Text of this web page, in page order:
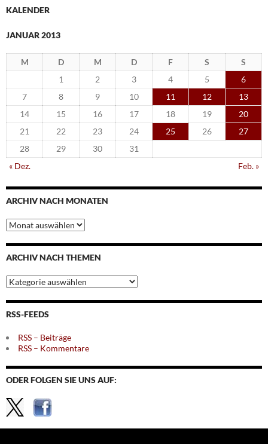
KALENDER
JANUAR 2013
M D M D F S
S
1
2 3 4 5
6
7
8 9 10 11 12
13
14
15 16 17 18 19
20
21
22 23 24 25 26
27
28
29 30
31
« Dez.
Feb. »
ARCHIV NACH MONATEN
Archiv
nach
Monaten
ARCHIV NACH THEMEN
Archiv
nach
Themen
RSS-FEEDS
RSS – Beiträge
RSS – Kommentare
ODER FOLGEN SIE UNS AUF: